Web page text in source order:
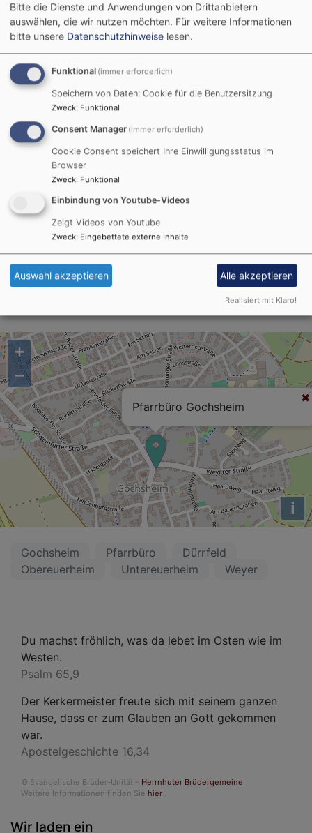
Schweinfurter-Str.1, 97469
Silvia Krause (Mesnerin)
Die Aufgaben des Mesners, der Mesnerin sind
sehr wichtig, weil sie zu einem gelungenen
Gottesdienst dazugehören. Die Vorbereitungen in
der noch stillen Kirche haben fast schon
aber auch alle am Gottesdienst Beteiligten, sollen
die Kirche als festlichen Raum vorfinden und sich
wohlfühlen.
Pfarrbüro Gochsheim
+
−
i
Gochsheim Pfarrbüro
Dürrfeld
Obereuerheim
Untereuerheim Weyer
Du machst fröhlich, was da lebet im Osten wie im
Westen.
Psalm 65,9
Der Kerkermeister freute sich mit seinem ganzen
Hause, dass er zum Glauben an Gott gekommen
war.
Apostelgeschichte 16,34
© Evangelische Brüder-Unität – Herrnhuter Brüdergemeine
Weitere Informationen finden Sie hier
Wir laden ein
Bitte die Dienste und Anwendungen von Drittanbietern
auswählen, die wir nutzen möchten. Für weitere Informationen
bitte unsere Datenschutzhinweise lesen.
Funktional (immer erforderlich)
Speichern von Daten: Cookie für die Benutzersitzung
Zweck: Funktional
Consent Manager (immer erforderlich)
Cookie Consent speichert Ihre Einwilligungsstatus im
Browser
Zweck: Funktional
Einbindung von Youtube-Videos
Zeigt Videos von Youtube
Zweck: Eingebettete externe Inhalte
Auswahl akzeptieren Alle akzeptieren
Realisiert mit Klaro!